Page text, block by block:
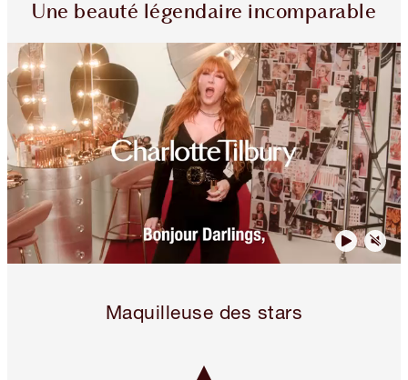
Une beauté légendaire incomparable
Maquilleuse des stars